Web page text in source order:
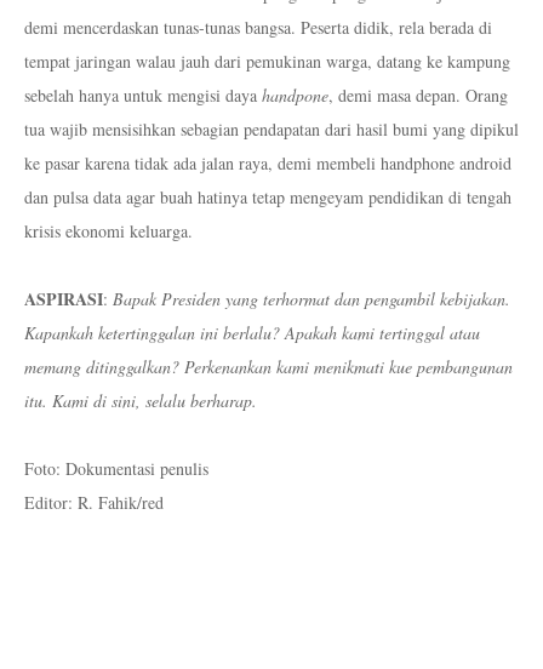
demi mencerdaskan tunas-tunas bangsa. Peserta didik, rela berada di
tempat jaringan walau jauh dari pemukinan warga, datang ke kampung
sebelah hanya untuk mengisi daya handpone, demi masa depan. Orang
tua wajib mensisihkan sebagian pendapatan dari hasil bumi yang dipikul
ke pasar karena tidak ada jalan raya, demi membeli handphone android
dan pulsa data agar buah hatinya tetap mengeyam pendidikan di tengah
krisis ekonomi keluarga.
ASPIRASI: Bapak Presiden yang terhormat dan pengambil kebijakan.
Kapankah ketertinggalan ini berlalu? Apakah kami tertinggal atau
memang ditinggalkan? Perkenankan kami menikmati kue pembangunan
itu. Kami di sini, selalu berharap.
Foto: Dokumentasi penulis
Editor: R. Fahik/red